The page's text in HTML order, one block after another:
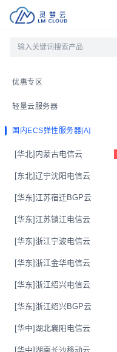
优惠专区
轻量云服务器
国内ECS弹性服务器[A]
[华北]内蒙古电信云
[东北]辽宁​沈阳电信云
[华东]江苏宿迁BGP云
[华东]江苏镇江电信云
[华东]浙江宁波电信云
[华东]浙江金华电信云
[华东]浙江绍兴电信云
[华东]浙江绍兴BGP云
[华中]​湖北襄阳电信云
[华中]​湖南长沙移动云